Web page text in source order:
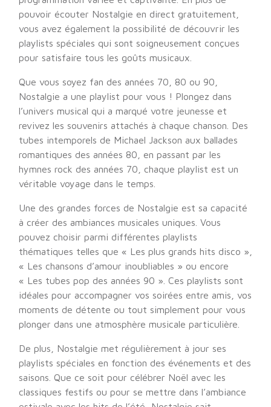
pouvoir écouter Nostalgie en direct gratuitement,
vous avez également la possibilité de découvrir les
playlists spéciales qui sont soigneusement conçues
pour satisfaire tous les goûts musicaux.
Que vous soyez fan des années 70, 80 ou 90,
Nostalgie a une playlist pour vous ! Plongez dans
l’univers musical qui a marqué votre jeunesse et
revivez les souvenirs attachés à chaque chanson. Des
tubes intemporels de Michael Jackson aux ballades
romantiques des années 80, en passant par les
hymnes rock des années 70, chaque playlist est un
véritable voyage dans le temps.
Une des grandes forces de Nostalgie est sa capacité
à créer des ambiances musicales uniques. Vous
pouvez choisir parmi différentes playlists
thématiques telles que « Les plus grands hits disco »,
« Les chansons d’amour inoubliables » ou encore
« Les tubes pop des années 90 ». Ces playlists sont
idéales pour accompagner vos soirées entre amis, vos
moments de détente ou tout simplement pour vous
plonger dans une atmosphère musicale particulière.
De plus, Nostalgie met régulièrement à jour ses
playlists spéciales en fonction des événements et des
saisons. Que ce soit pour célébrer Noël avec les
classiques festifs ou pour se mettre dans l’ambiance